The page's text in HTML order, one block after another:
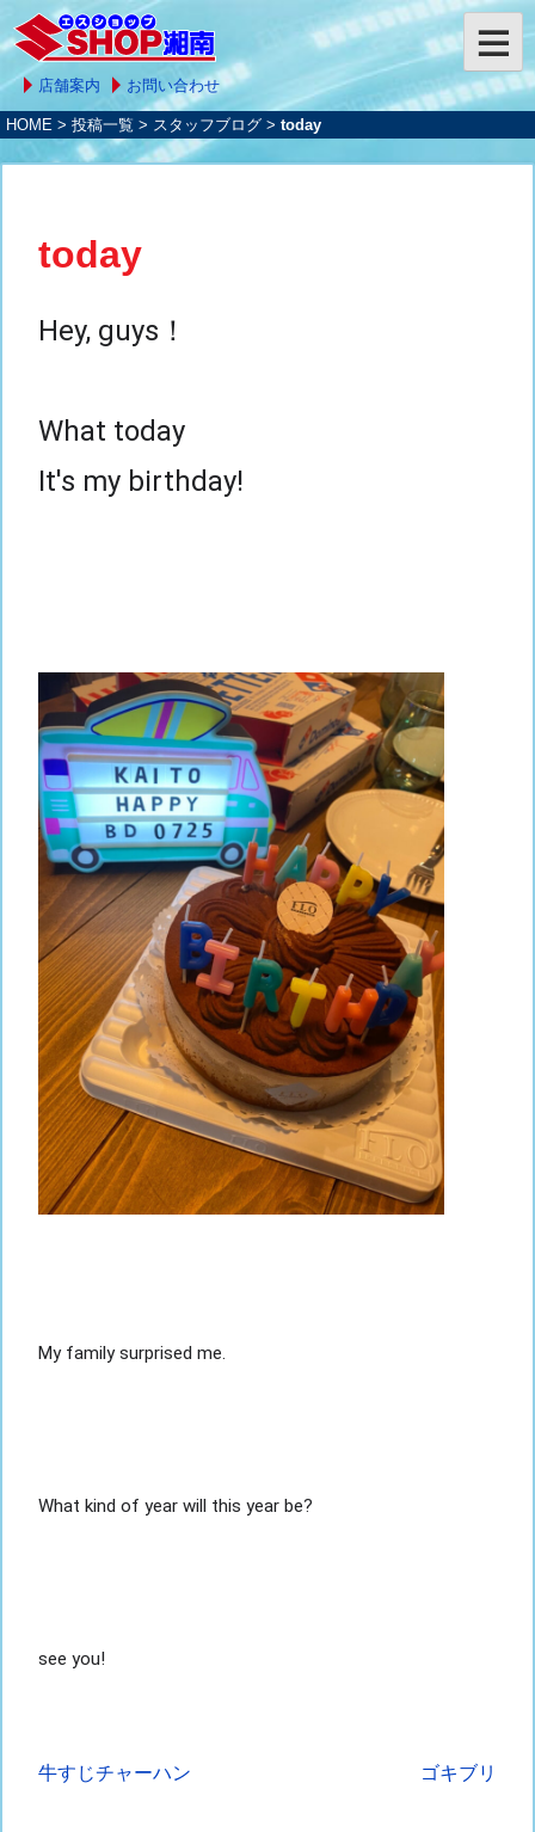
店舗案内 お問い合わせ
HOME > 投稿一覧 > スタッフブログ > today
today
Hey, guys！
What today
It's my birthday!
My family surprised me.
What kind of year will this year be?
see you!
投
牛すじチャーハン ゴキブリ